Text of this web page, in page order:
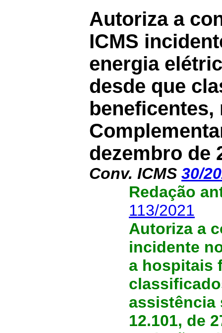
Autoriza a
ICMS
energia
desde que
beneficentes,
dezembro de
Conv. ICMS 30/
Redação
113/2021
Autoriza a
incidente
a hospitais
assistência
12.101, de